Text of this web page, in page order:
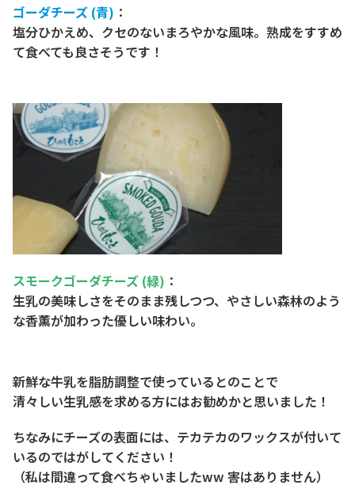
ゴーダチーズ (青) ：
塩分ひかえめ、クセのないまろやかな風味。熟成をすすめ
て食べても良さそうです！
スモークゴーダチーズ (緑) ：
生乳の美味しさをそのまま残しつつ、やさしい森林のよう
な香薫が加わった優しい味わい。
新鮮な牛乳を脂肪調整で使っているとのことで
清々しい生乳感を求める方にはお勧めかと思いました！
ちなみにチーズの表面には、テカテカのワックスが付いて
いるのではがしてください！
（私は間違って食べちゃいましたww 害はありません）